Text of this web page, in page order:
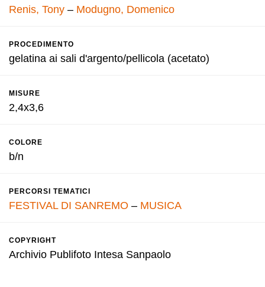
Renis, Tony – Modugno, Domenico
PROCEDIMENTO
gelatina ai sali d'argento/pellicola (acetato)
MISURE
2,4x3,6
COLORE
b/n
PERCORSI TEMATICI
FESTIVAL DI SANREMO – MUSICA
COPYRIGHT
Archivio Publifoto Intesa Sanpaolo